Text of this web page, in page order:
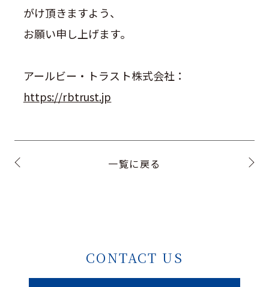
がけ頂きますよう、
お願い申し上げます。
アールビー・トラスト株式会社：
https://rbtrust.jp
一覧に戻る
CONTACT US